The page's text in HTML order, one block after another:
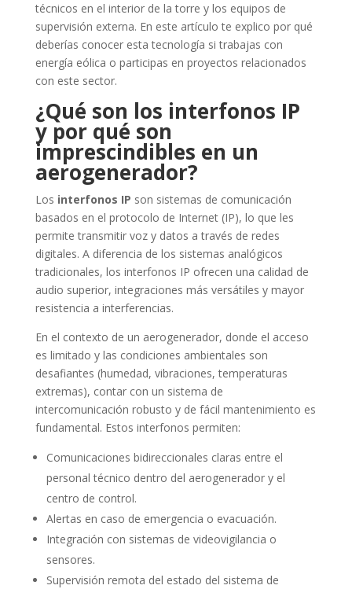
técnicos en el interior de la torre y los equipos de
supervisión externa. En este artículo te explico por qué
deberías conocer esta tecnología si trabajas con
energía eólica o participas en proyectos relacionados
con este sector.
¿Qué son los interfonos IP
y por qué son
imprescindibles en un
aerogenerador?
Los interfonos IP son sistemas de comunicación
basados en el protocolo de Internet (IP), lo que les
permite transmitir voz y datos a través de redes
digitales. A diferencia de los sistemas analógicos
tradicionales, los interfonos IP ofrecen una calidad de
audio superior, integraciones más versátiles y mayor
resistencia a interferencias.
En el contexto de un aerogenerador, donde el acceso
es limitado y las condiciones ambientales son
desafiantes (humedad, vibraciones, temperaturas
extremas), contar con un sistema de
intercomunicación robusto y de fácil mantenimiento es
fundamental. Estos interfonos permiten:
Comunicaciones bidireccionales claras entre el
personal técnico dentro del aerogenerador y el
centro de control.
Alertas en caso de emergencia o evacuación.
Integración con sistemas de videovigilancia o
sensores.
Supervisión remota del estado del sistema de